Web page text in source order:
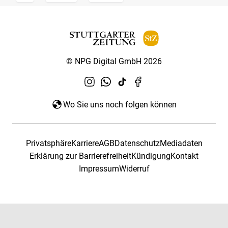
© NPG Digital GmbH 2026
Wo Sie uns noch folgen können
PrivatsphäreKarriereAGBDatenschutzMediadaten
Erklärung zur BarrierefreiheitKündigungKontakt
ImpressumWiderruf